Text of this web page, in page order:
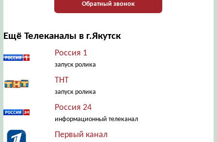
Обратный звонок
Ещё Телеканалы в г.Якутск
Россия 1
запуск ролика
ТНТ
запуск ролика
Россия 24
информационный телеканал
Первый канал